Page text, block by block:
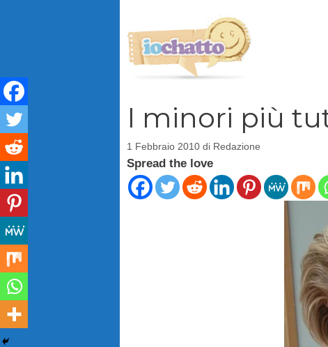
I minori più
1 Febbraio 2010 di Redazione
Spread the love